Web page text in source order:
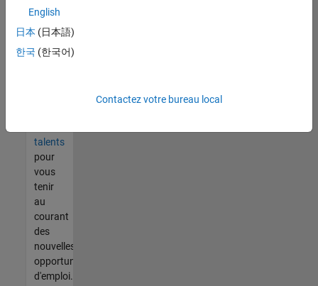
d'offre
corresponde
à vos
talents
pour
vous
tenir
au
courant
des
nouvelles
opportunités
d'emploi.
English
日本 (日本語)
한국 (한국어)
Contactez votre bureau local